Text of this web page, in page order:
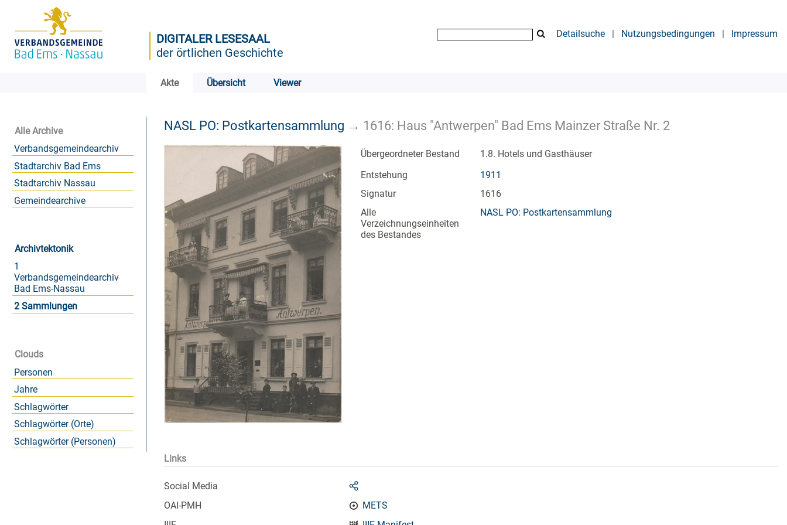
DIGITALER LESESAAL
der örtlichen Geschichte
Detailsuche | Nutzungsbedingungen | Impressum
Akte Übersicht Viewer
Alle Archive
Verbandsgemeindearchiv
Stadtarchiv Bad Ems
Stadtarchiv Nassau
Gemeindearchive
Archivtektonik
1
Verbandsgemeindearchiv
Bad Ems-Nassau
2 Sammlungen
Clouds
Personen
Jahre
Schlagwörter
Schlagwörter (Orte)
Schlagwörter (Personen)
NASL PO: Postkartensammlung → 1616: Haus "Antwerpen" Bad Ems Mainzer Straße Nr. 2
Übergeordneter Bestand
1.8. Hotels und Gasthäuser
Entstehung
1911
Signatur
1616
Alle
Verzeichnungseinheiten
des Bestandes
NASL PO: Postkartensammlung
Links
Social Media
OAI-PMH
METS